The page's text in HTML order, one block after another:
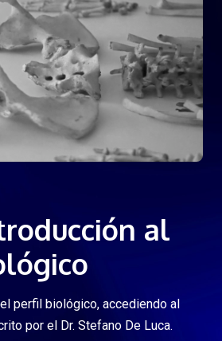
al
perfil biológico, accediendo al
por el Dr. Stefano De Luca.